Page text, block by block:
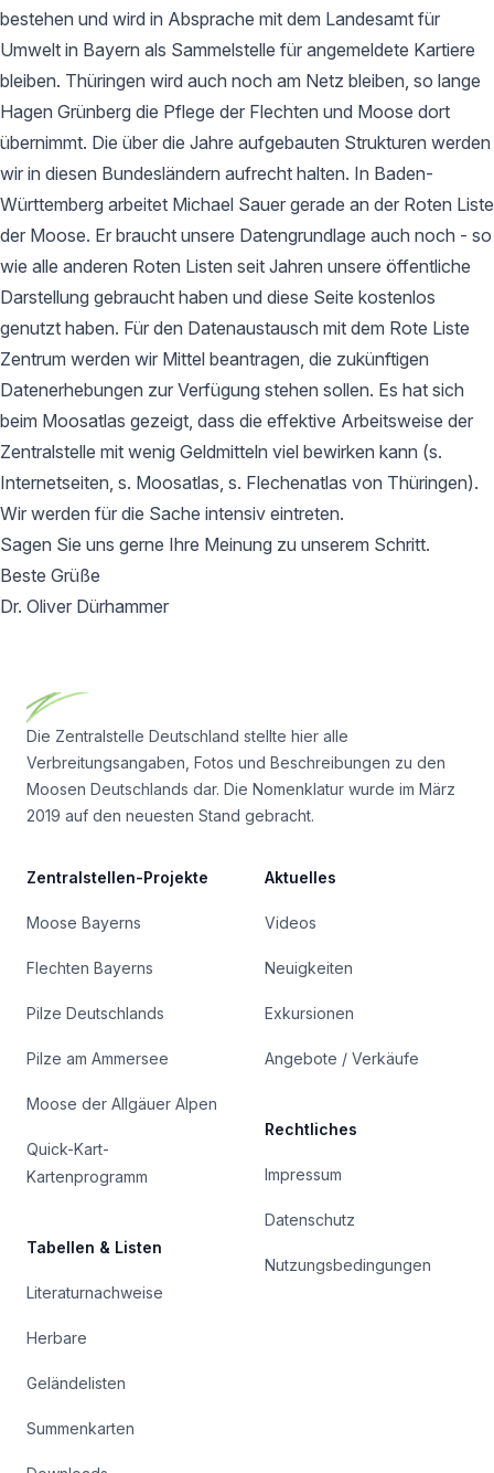
bestehen und wird in Absprache mit dem Landesamt für
Umwelt in Bayern als Sammelstelle für angemeldete Kartiere
bleiben. Thüringen wird auch noch am Netz bleiben, so lange
Hagen Grünberg die Pflege der Flechten und Moose dort
übernimmt. Die über die Jahre aufgebauten Strukturen werden
wir in diesen Bundesländern aufrecht halten. In Baden-
Württemberg arbeitet Michael Sauer gerade an der Roten Liste
der Moose. Er braucht unsere Datengrundlage auch noch - so
wie alle anderen Roten Listen seit Jahren unsere öffentliche
Darstellung gebraucht haben und diese Seite kostenlos
genutzt haben. Für den Datenaustausch mit dem Rote Liste
Zentrum werden wir Mittel beantragen, die zukünftigen
Datenerhebungen zur Verfügung stehen sollen. Es hat sich
beim Moosatlas gezeigt, dass die effektive Arbeitsweise der
Zentralstelle mit wenig Geldmitteln viel bewirken kann (s.
Internetseiten, s. Moosatlas, s. Flechenatlas von Thüringen).
Wir werden für die Sache intensiv eintreten.
Sagen Sie uns gerne Ihre Meinung zu unserem Schritt.
Beste Grüße
Dr. Oliver Dürhammer
Die Zentralstelle Deutschland stellte hier alle
Verbreitungsangaben, Fotos und Beschreibungen zu den
Moosen Deutschlands dar. Die Nomenklatur wurde im März
2019 auf den neuesten Stand gebracht.
Zentralstellen-Projekte
Moose Bayerns
Flechten Bayerns
Pilze Deutschlands
Pilze am Ammersee
Moose der Allgäuer Alpen
Quick-Kart-
Kartenprogramm
Tabellen & Listen
Literaturnachweise
Herbare
Geländelisten
Summenkarten
Aktuelles
Videos
Neuigkeiten
Exkursionen
Angebote / Verkäufe
Rechtliches
Impressum
Datenschutz
Nutzungsbedingungen